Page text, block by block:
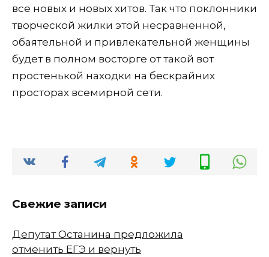
все новых и новых хитов. Так что поклонники
творческой жилки этой несравненной,
обаятельной и привлекательной женщины
будет в полном восторге от такой вот
простенькой находки на бескрайних
просторах всемирной сети.
Свежие записи
Депутат Останина предложила
отменить ЕГЭ и вернуть